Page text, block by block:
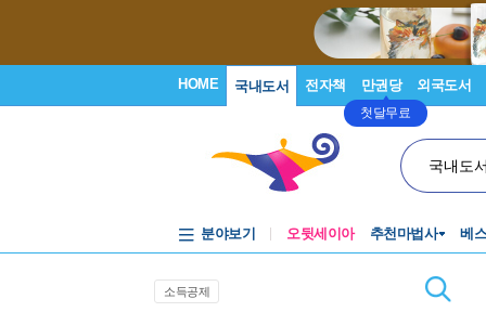
HOME 국내도서 전자책 만권당
첫달무료
외국도서
국내도
분야보기 오뒷세이아 추천마법사 베
소득공제